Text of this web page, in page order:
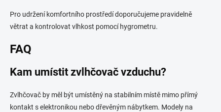
Pro udržení komfortního prostředí doporučujeme pravidelně
větrat a kontrolovat vlhkost pomocí hygrometru.
FAQ
Kam umístit zvlhčovač vzduchu?
Zvlhčovač by měl být umístěný na stabilním místě mimo přímý
kontakt s elektronikou nebo dřevěným nábytkem. Modely na